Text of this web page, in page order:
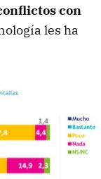
con
les ha